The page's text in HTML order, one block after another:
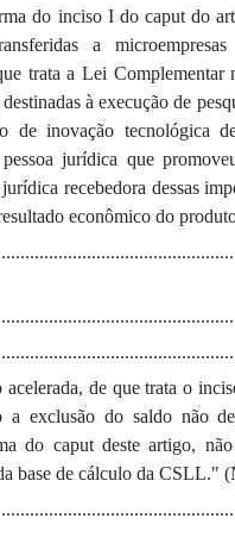
do inciso I do caput do
a
trata a Lei Complementar
à execução de
de inovação tecnológica
jurídica que
recebedora dessas
econômico do
acelerada, de que trata o
a exclusão do saldo não
do caput deste artigo,
base de cálculo da CSLL."